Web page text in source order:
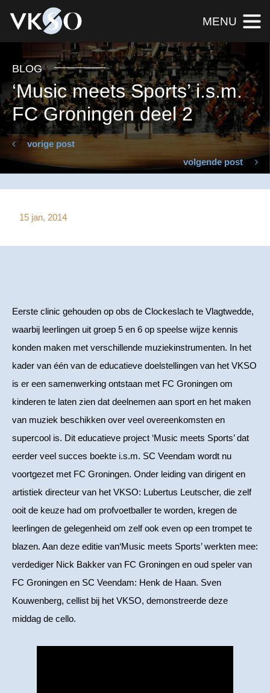
MENU
BLOG
‘Music meets Sports’ i.s.m.
FC Groningen deel 2
vorige post
volgende post
15 jan, 2014
Eerste clinic gehouden op obs de Clockeslach te Vlagtwedde,
waarbij leerlingen uit groep 5 en 6 op speelse wijze kennis
konden maken met verschillende muziekinstrumenten. In het
kader van één van de educatieve doelstellingen van het VKSO
is er een samenwerking ontstaan met FC Groningen om
kinderen te laten zien dat deelnemen aan sport en het maken
van muziek beschikken over veel overeenkomsten en
supercool is. Dit educatieve project ‘Music meets Sports’ dat
eerder veel succes boekte i.s.m. SC Veendam wordt nu
voortgezet met FC Groningen. Onder leiding van dirigent en
artistiek directeur van het VKSO: Lubertus Leutscher, die zelf
ooit de keuze had om profvoetballer te worden, kregen de
leerlingen de gelegenheid om zelf ook even op een trompet te
blazen. Aan deze editie van‘Music meets Sports’ werkten mee:
verdediger Nick Bakker van FC Groningen en oud speler van
FC Groningen en SC Veendam: Henk de Haan. Sven
Kouwenberg, cellist bij het VKSO, demonstreerde deze
middag de cello.